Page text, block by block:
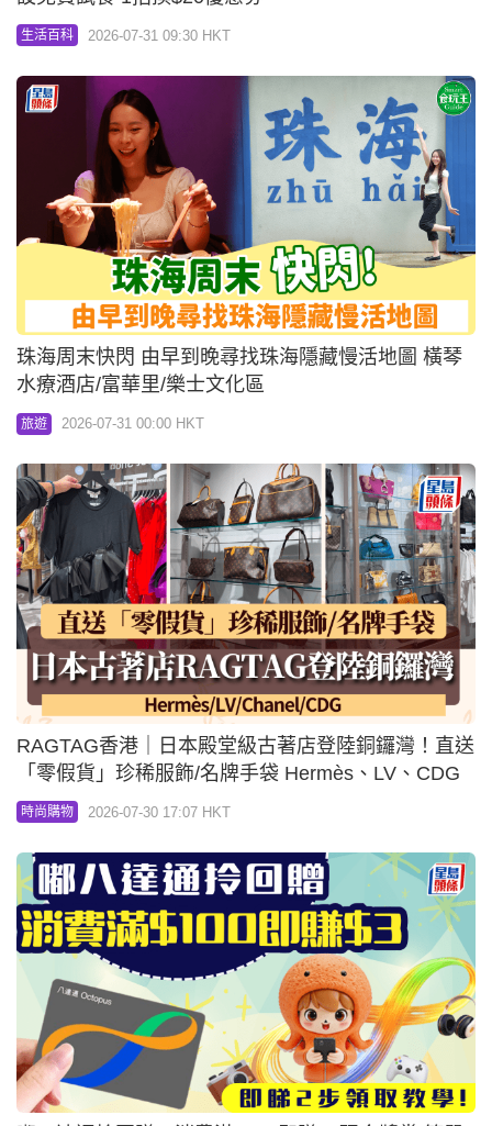
生活百科 2026-07-31 09:30 HKT
珠海周末快閃 由早到晚尋找珠海隱藏慢活地圖 橫琴
水療酒店/富華里/樂士文化區
旅遊 2026-07-31 00:00 HKT
RAGTAG香港｜日本殿堂級古著店登陸銅鑼灣！直送
「零假貨」珍稀服飾/名牌手袋 Hermès、LV、CDG
時尚購物 2026-07-30 17:07 HKT